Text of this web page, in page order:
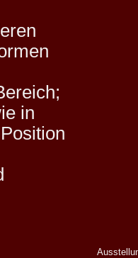
in